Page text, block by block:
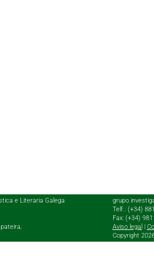
e Literaria Galega
Telf.: (+34)
Fax: (+34)
Aviso legal
Copyright